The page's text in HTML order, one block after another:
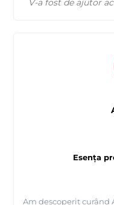
V-a fost de ajutor
Esența
Am descoperit curând